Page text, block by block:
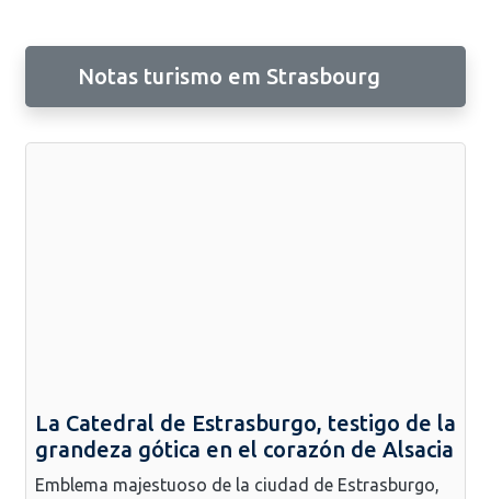
Notas turismo em Strasbourg
La Catedral de Estrasburgo, testigo de la
grandeza gótica en el corazón de Alsacia
Emblema majestuoso de la ciudad de Estrasburgo,